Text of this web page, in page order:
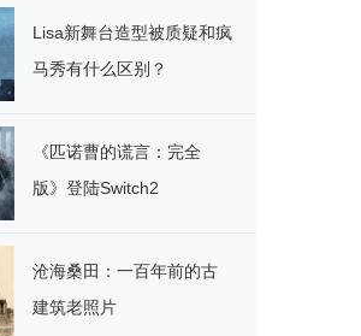
Lisa新舞台造型被质疑和疯
马秀有什么区别？
《匹诺曹的谎言：完全
版》登陆Switch2
沧海桑田：一百年前的古
建筑老照片